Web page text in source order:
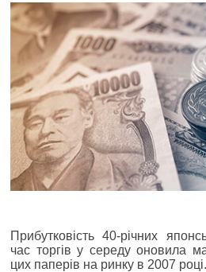
Прибутковість 40-річних
час торгів у середу оновила
цих паперів на ринку в 2007 році.